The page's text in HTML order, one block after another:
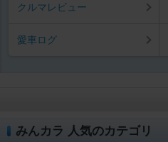
クルマレビュー
愛車ログ
みんカラ 人気のカテゴリ